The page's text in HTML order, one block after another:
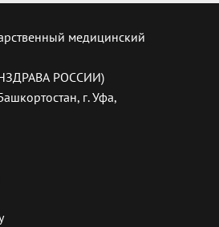
медицинский
РОССИИ)
г. Уфа,